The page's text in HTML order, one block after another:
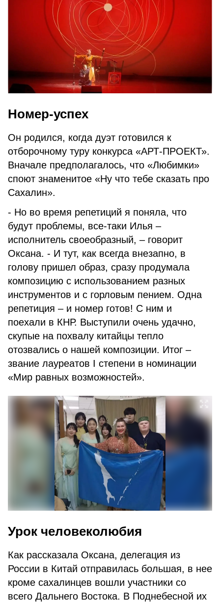
Номер-успех
Он родился, когда дуэт готовился к
отборочному туру конкурса «АРТ-ПРОЕКТ».
Вначале предполагалось, что «Любимки»
споют знаменитое «Ну что тебе сказать про
Сахалин».
- Но во время репетиций я поняла, что
будут проблемы, все-таки Илья –
исполнитель своеобразный, – говорит
Оксана. - И тут, как всегда внезапно, в
голову пришел образ, сразу продумала
композицию с использованием разных
инструментов и с горловым пением. Одна
репетиция – и номер готов! С ним и
поехали в КНР. Выступили очень удачно,
скупые на похвалу китайцы тепло
отозвались о нашей композиции. Итог –
звание лауреатов I степени в номинации
«Мир равных возможностей».
Урок человеколюбия
Как рассказала Оксана, делегация из
России в Китай отправилась большая, в нее
кроме сахалинцев вошли участники со
всего Дальнего Востока. В Поднебесной их